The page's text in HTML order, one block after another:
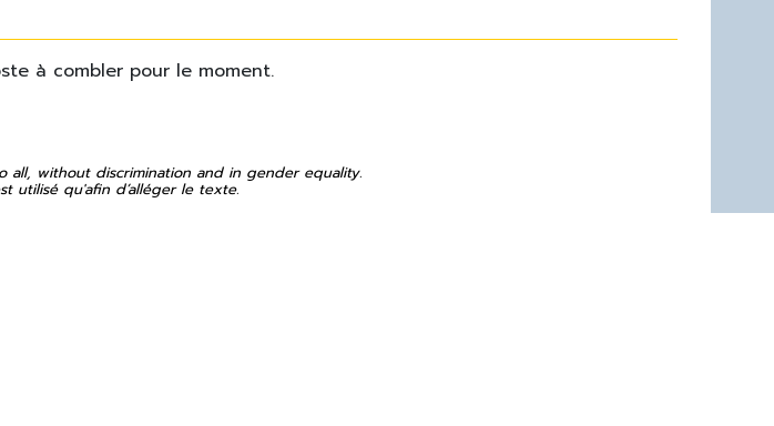
à combler pour le moment.
all, without discrimination and in gender equality.
utilisé qu'afin d’alléger le texte.